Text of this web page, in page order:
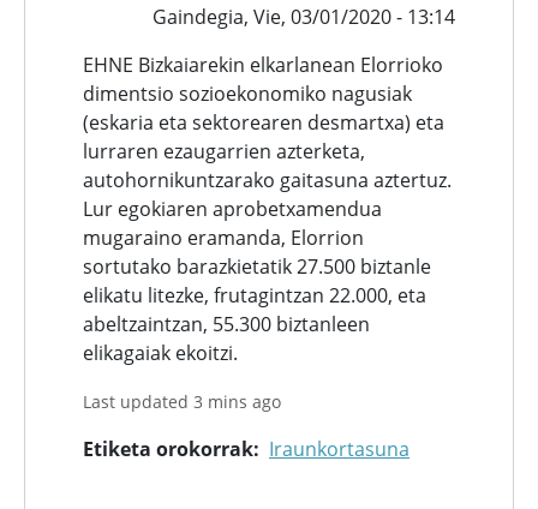
Gaindegia, Vie, 03/01/2020 - 13:14
EHNE Bizkaiarekin elkarlanean Elorrioko
dimentsio sozioekonomiko nagusiak
(eskaria eta sektorearen desmartxa) eta
lurraren ezaugarrien azterketa,
autohornikuntzarako gaitasuna aztertuz.
Lur egokiaren aprobetxamendua
mugaraino eramanda, Elorrion
sortutako barazkietatik 27.500 biztanle
elikatu litezke, frutagintzan 22.000, eta
abeltzaintzan, 55.300 biztanleen
elikagaiak ekoitzi.
Last updated 3 mins ago
Etiketa orokorrak Iraunkortasuna